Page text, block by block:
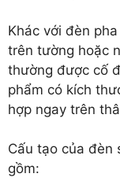
Khác với đèn
trên tường hoặc
thường được cố
phẩm có kích
hợp ngay trên
Cấu tạo của đèn
gồm: